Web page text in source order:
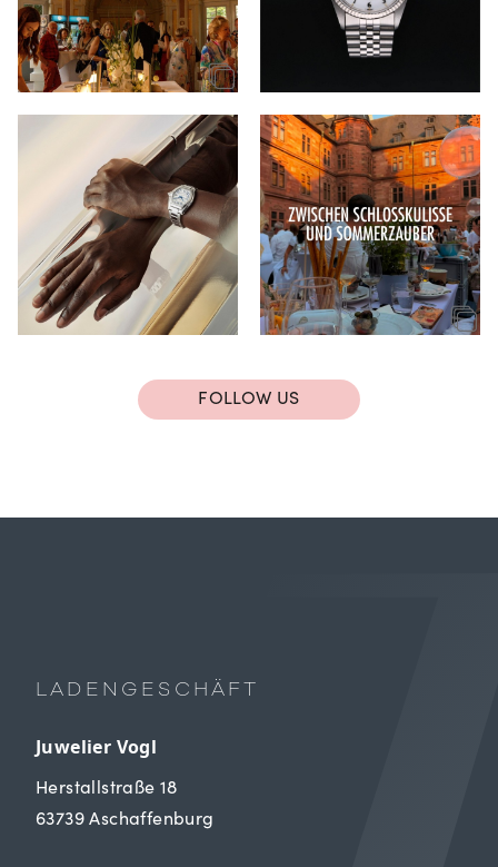
FOLLOW US
LADENGESCHÄFT
Juwelier Vogl
Herstallstraße 18
63739 Aschaffenburg